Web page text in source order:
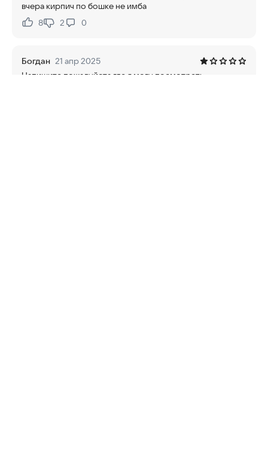
вчера кирпич по бошке не имба
Нравится:
8Не нравится:
2 0
Богдан 21 апр 2025
Напишите пожалуйста где я могу посмотреть